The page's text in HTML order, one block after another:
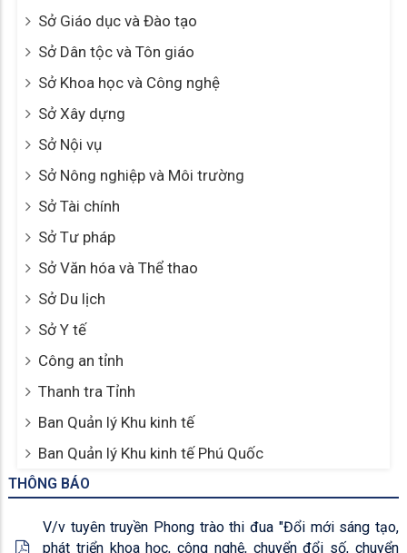
Sở Giáo dục và Đào tạo
Sở Dân tộc và Tôn giáo
Sở Khoa học và Công nghệ
Sở Xây dựng
Sở Nội vụ
Sở Nông nghiệp và Môi trường
Sở Tài chính
Sở Tư pháp
Sở Văn hóa và Thể thao
Sở Du lịch
Sở Y tế
Công an tỉnh
Thanh tra Tỉnh
Ban Quản lý Khu kinh tế
Ban Quản lý Khu kinh tế Phú Quốc
THÔNG BÁO
V/v tuyên truyền Phong trào thi đua "Đổi mới sáng tạo,
phát triển khoa học, công nghệ, chuyển đổi số, chuyển